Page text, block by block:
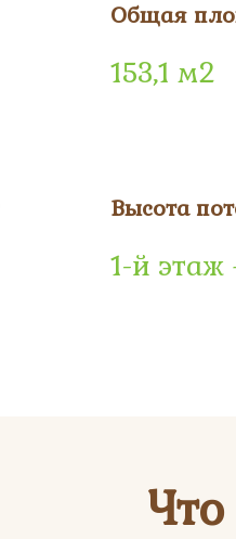
Общая
153,1 м2
Высота
1-й